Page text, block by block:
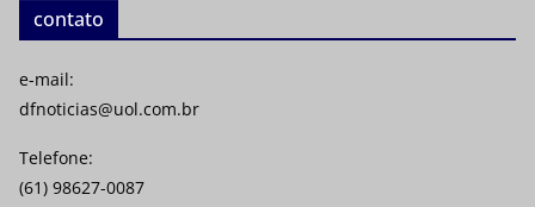
contato
e-mail:
dfnoticias@uol.com.br
Telefone:
(61) 98627-0087